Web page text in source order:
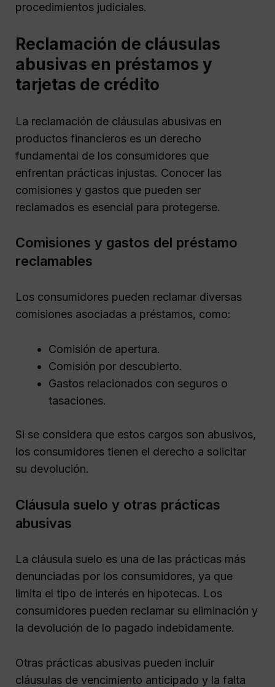
procedimientos judiciales.
Reclamación de cláusulas
abusivas en préstamos y
tarjetas de crédito
La reclamación de cláusulas abusivas en
productos financieros es un derecho
fundamental de los consumidores que
enfrentan prácticas injustas. Conocer las
comisiones y gastos que pueden ser
reclamados es esencial para protegerse.
Comisiones y gastos del préstamo
reclamables
Los consumidores pueden reclamar diversas
comisiones asociadas a préstamos, como:
Comisión de apertura.
Comisión por descubierto.
Gastos relacionados con seguros o
tasaciones.
Si se considera que estos cargos son abusivos,
los consumidores tienen el derecho a solicitar
su devolución.
Cláusula suelo y otras prácticas
abusivas
La cláusula suelo es una de las prácticas más
denunciadas por los consumidores, ya que
limita el tipo de interés en hipotecas. Los
consumidores pueden reclamar su eliminación y
la devolución de lo pagado indebidamente.
Otras prácticas abusivas pueden incluir
cláusulas de vencimiento anticipado y la falta